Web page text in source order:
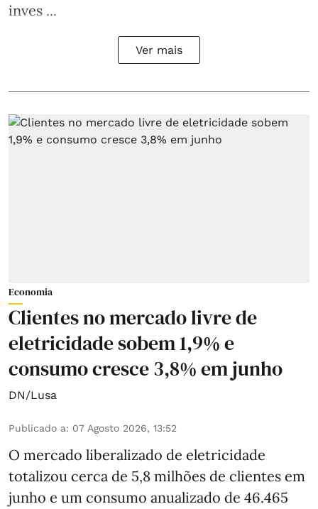
inves ...
Ver mais
Economia
Clientes no mercado livre de
eletricidade sobem 1,9% e
consumo cresce 3,8% em junho
DN/Lusa
Publicado a: 07 Agosto 2026, 13:52
O mercado liberalizado de eletricidade
totalizou cerca de 5,8 milhões de clientes em
junho e um consumo anualizado de 46.465